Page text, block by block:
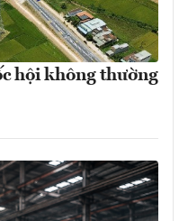
hội không thường